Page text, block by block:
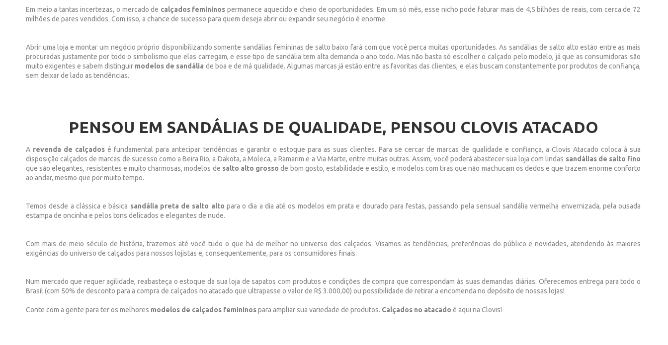
Em meio a tantas incertezas, o mercado de calçados femininospermanece aquecido e cheio de oportunidades. Em um só mês, esse nicho pode faturar mais de 4,5 bilhões de reais, com cerca de 72
milhões de pares vendidos. Com isso, a chance de sucesso para quem deseja abrir ou expandir seu negócio é enorme.
Abrir uma loja e montar um negócio próprio disponibilizando somente sandálias femininas de salto baixo fará com que você perca muitas oportunidades. As sandálias de salto alto estão entre as mais
procuradas justamente por todo o simbolismo que elas carregam, e esse tipo de sandália tem alta demanda o ano todo. Mas não basta só escolher o calçado pelo modelo, já que as consumidoras são
muito exigentes e sabem distinguir modelos de sandália de boa e de má qualidade. Algumas marcas já estão entre as favoritas das clientes, e elas buscam constantemente por produtos de confiança,
sem deixar de lado as tendências.
PENSOU EM SANDÁLIAS DE QUALIDADE, PENSOU CLOVIS ATACADO
A revenda de calçados é fundamental para antecipar tendências e garantir o estoque para as suas clientes. Para se cercar de marcas de qualidade e confiança, a Clovis Atacado coloca à sua
disposição calçados de marcas de sucesso como a Beira Rio, a Dakota, a Moleca, a Ramarim e a Via Marte, entre muitas outras. Assim, você poderá abastecer sua loja com lindas sandálias de salto fino
que são elegantes, resistentes e muito charmosas, modelos de salto alto grossode bom gosto, estabilidade e estilo, e modelos com tiras que não machucam os dedos e que trazem enorme conforto
ao andar, mesmo que por muito tempo.
Temos desde a clássica e básica sandália preta de salto alto para o dia a dia até os modelos em prata e dourado para festas, passando pela sensual sandália vermelha envernizada, pela ousada
estampa de oncinha e pelos tons delicados e elegantes de nude.
Com mais de meio século de história, trazemos até você tudo o que há de melhor no universo dos calçados. Visamos as tendências, preferências do público e novidades, atendendo às maiores
exigências do universo de calçados para nossos lojistas e, consequentemente, para os consumidores finais.
Num mercado que requer agilidade, reabasteça o estoque da sua loja de sapatos com produtos e condições de compra que correspondam às suas demandas diárias. Oferecemos entrega para todo o
Brasil (com 50% de desconto para a compra de calçados no atacado que ultrapasse o valor de R$ 3.000,00) ou possibilidade de retirar a encomenda no depósito de nossas lojas!
Conte com a gente para ter os melhores modelos de calçados femininospara ampliar sua variedade de produtos. Calçados no atacado é aqui na Clovis!